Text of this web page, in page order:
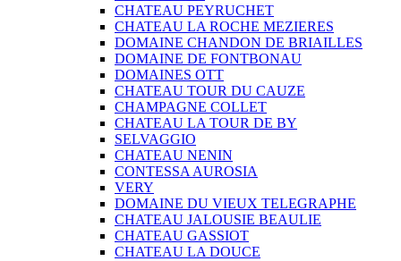
CHATEAU PEYRUCHET
CHATEAU LA ROCHE MEZIERES
DOMAINE CHANDON DE BRIAILLES
DOMAINE DE FONTBONAU
DOMAINES OTT
CHATEAU TOUR DU CAUZE
CHAMPAGNE COLLET
CHATEAU LA TOUR DE BY
SELVAGGIO
CHATEAU NENIN
CONTESSA AUROSIA
VERY
DOMAINE DU VIEUX TELEGRAPHE
CHATEAU JALOUSIE BEAULIE
CHATEAU GASSIOT
CHATEAU LA DOUCE